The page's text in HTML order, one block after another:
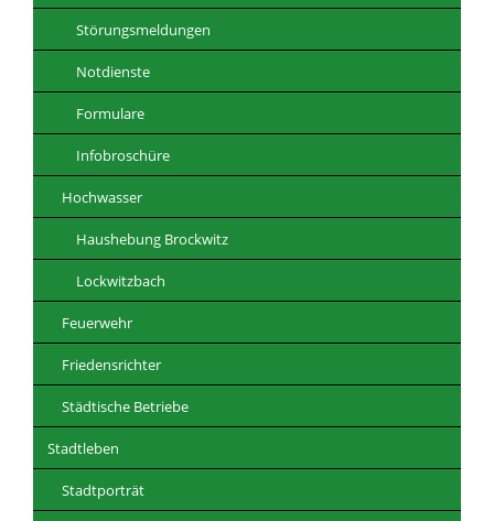
Störungsmeldungen
Notdienste
Formulare
Infobroschüre
Hochwasser
Haushebung Brockwitz
Lockwitzbach
Feuerwehr
Friedensrichter
Städtische Betriebe
Stadtleben
Stadtporträt